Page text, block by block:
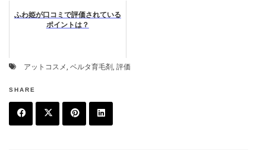
ふわ姫が口コミで評価されている
ポイントは？
アットコスメ, ベルタ育毛剤, 評価
SHARE